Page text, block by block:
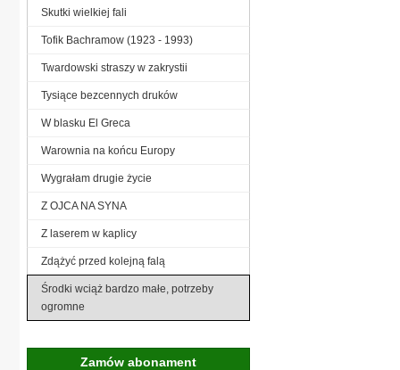
Skutki wielkiej fali
Tofik Bachramow (1923 - 1993)
Twardowski straszy w zakrystii
Tysiące bezcennych druków
W blasku El Greca
Warownia na końcu Europy
Wygrałam drugie życie
Z OJCA NA SYNA
Z laserem w kaplicy
Zdążyć przed kolejną falą
Środki wciąż bardzo małe, potrzeby
ogromne
Zamów abonament